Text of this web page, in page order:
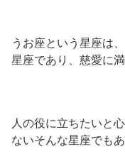
うお座という星座は
星座であり、慈愛に
人の役に立ちたいと
ないそんな星座でもあ